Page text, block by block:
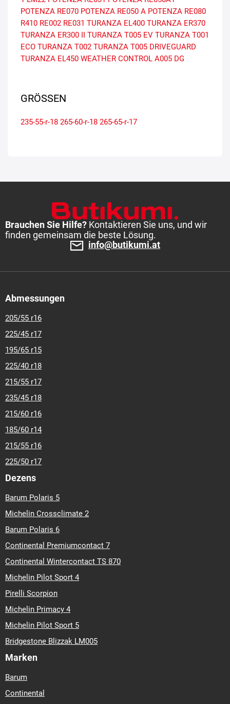
POTENZA RE070 POTENZA RE050 A POTENZA RE080
R410 RE002 RE031 TURANZA EL400 TURANZA ER370
TURANZA ER300 II TURANZA T005 EV TURANZA T001
ECO TURANZA T002 TURANZA T005 DRIVEGUARD
TURANZA EL450 WEATHER CONTROL A005 DG
GRÖSSEN
235-55-r-18 265-60-r-18 265-65-r-17
Brauchen Sie Hilfe? Kontaktieren Sie uns, und wir
finden gemeinsam die beste Lösung.
info@butikumi.at
Abmessungen
205/55 r16
225/45 r17
195/65 r15
225/40 r18
215/55 r17
235/45 r18
215/60 r16
185/60 r14
215/55 r16
225/50 r17
Dezens
Barum Polaris 5
Michelin Crossclimate 2
Barum Polaris 6
Continental Premiumcontact 7
Continental Wintercontact TS 870
Michelin Pilot Sport 4
Pirelli Scorpion
Michelin Primacy 4
Michelin Pilot Sport 5
Bridgestone Blizzak LM005
Marken
Barum
Continental